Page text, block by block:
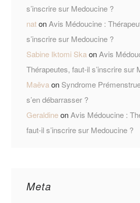
s’inscrire sur Medoucine ?
natonAvis Médoucine :
s’inscrire sur Medoucine ?
Sabine Iktomi SkaonAvis
Thérapeutes, faut-il s’inscrire sur
Maëvaon Syndrome
s’en débarrasser ?
GeraldineonAvis Médoucine :
faut-il s’inscrire sur Medoucine ?
Meta